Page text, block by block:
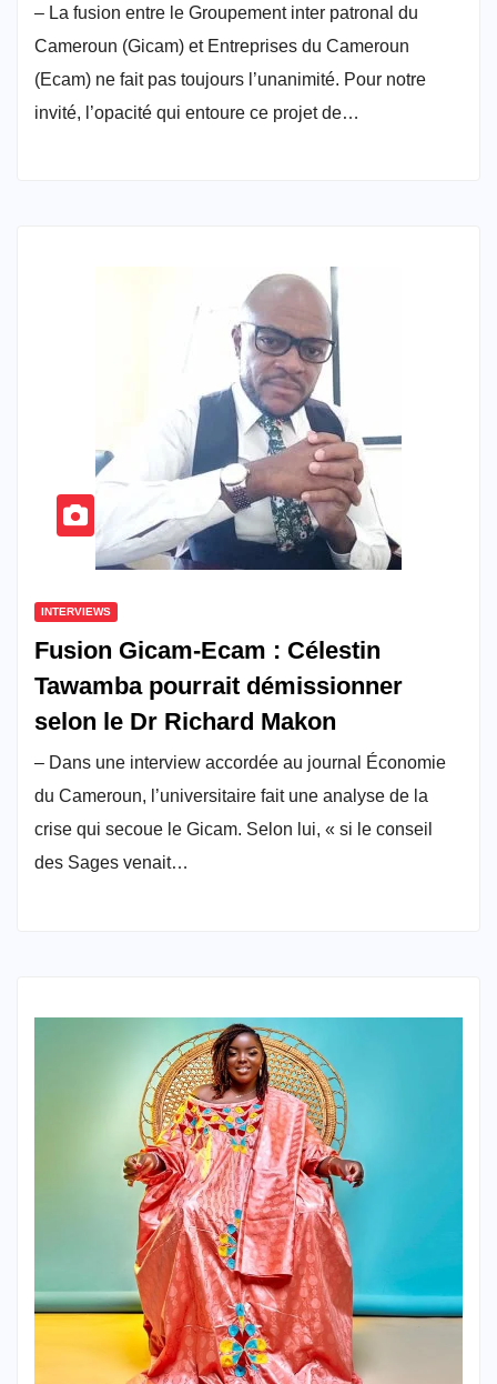
– La fusion entre le Groupement inter patronal du
Cameroun (Gicam) et Entreprises du Cameroun
(Ecam) ne fait pas toujours l’unanimité. Pour notre
invité, l’opacité qui entoure ce projet de…
INTERVIEWS
Fusion Gicam-Ecam : Célestin
Tawamba pourrait démissionner
selon le Dr Richard Makon
– Dans une interview accordée au journal Économie
du Cameroun, l’universitaire fait une analyse de la
crise qui secoue le Gicam. Selon lui, « si le conseil
des Sages venait…